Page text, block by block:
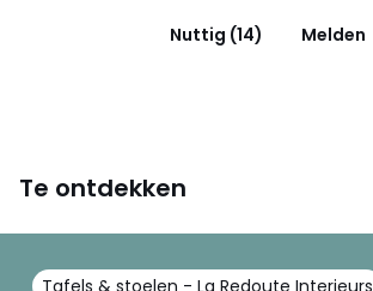
Nuttig (14) Melden
Te ontdekken
Tafels & stoelen - La Redoute Interieurs